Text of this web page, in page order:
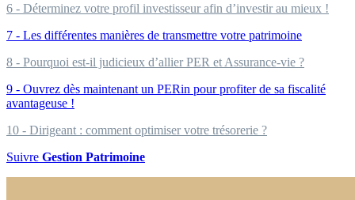
6 - Déterminez votre profil investisseur afin d’investir au mieux !
7 - Les différentes manières de transmettre votre patrimoine
8 - Pourquoi est-il judicieux d’allier PER et Assurance-vie ?
9 - Ouvrez dès maintenant un PERin pour profiter de sa fiscalité
avantageuse !
10 - Dirigeant : comment optimiser votre trésorerie ?
Suivre Gestion Patrimoine